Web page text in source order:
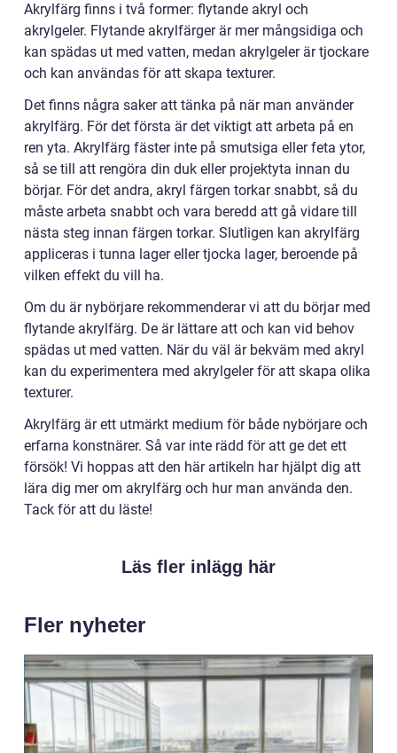
Akrylfärg finns i två former: flytande akryl och
akrylgeler. Flytande akrylfärger är mer mångsidiga och
kan spädas ut med vatten, medan akrylgeler är tjockare
och kan användas för att skapa texturer.
Det finns några saker att tänka på när man använder
akrylfärg. För det första är det viktigt att arbeta på en
ren yta. Akrylfärg fäster inte på smutsiga eller feta ytor,
så se till att rengöra din duk eller projektyta innan du
börjar. För det andra, akryl färgen torkar snabbt, så du
måste arbeta snabbt och vara beredd att gå vidare till
nästa steg innan färgen torkar. Slutligen kan akrylfärg
appliceras i tunna lager eller tjocka lager, beroende på
vilken effekt du vill ha.
Om du är nybörjare rekommenderar vi att du börjar med
flytande akrylfärg. De är lättare att och kan vid behov
spädas ut med vatten. När du väl är bekväm med akryl
kan du experimentera med akrylgeler för att skapa olika
texturer.
Akrylfärg är ett utmärkt medium för både nybörjare och
erfarna konstnärer. Så var inte rädd för att ge det ett
försök! Vi hoppas att den här artikeln har hjälpt dig att
lära dig mer om akrylfärg och hur man använda den.
Tack för att du läste!
Läs fler inlägg här
Fler nyheter